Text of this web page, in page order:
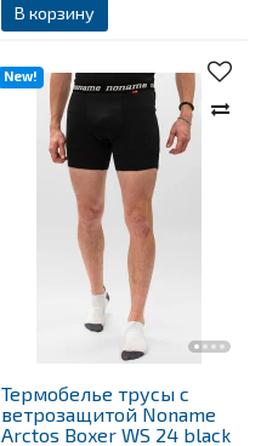
В корзину
New!
Термобелье трусы с
ветрозащитой Noname
Arctos Boxer WS 24 black